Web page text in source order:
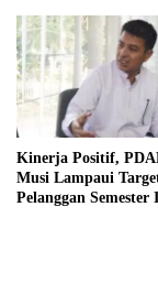
Kinerja Positif,
Musi Lampaui
Pelanggan Semester